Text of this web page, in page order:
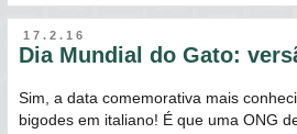
17.2.16
Dia Mundial do Gato:
Sim, a data comemorativa mais
bigodes em italiano! É que uma ONG